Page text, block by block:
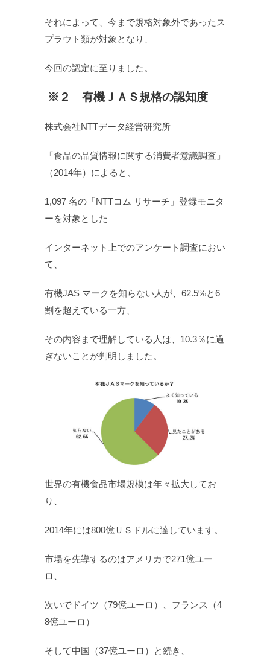
それによって、今まで規格対象外であったス
プラウト類が対象となり、
今回の認定に至りました。
※２ 有機ＪＡＳ規格の認知度
株式会社NTTデータ経営研究所
「食品の品質情報に関する消費者意識調査」
（2014年）によると、
1,097 名の「NTTコム リサーチ」登録モニタ
ーを対象とした
インターネット上でのアンケート調査におい
て、
有機JAS マークを知らない人が、62.5%と6
割を超えている一方、
その内容まで理解している人は、10.3％に過
ぎないことが判明しました。
世界の有機食品市場規模は年々拡大してお
り、
2014年には800億ＵＳドルに達しています。
市場を先導するのはアメリカで271億ユー
ロ、
次いでドイツ（79億ユーロ）、フランス（4
8億ユーロ）
そして中国（37億ユーロ）と続き、